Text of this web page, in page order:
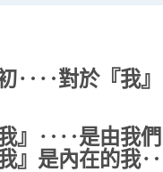
‥‥對於『我』
我』‥‥是由我
』是內在的我